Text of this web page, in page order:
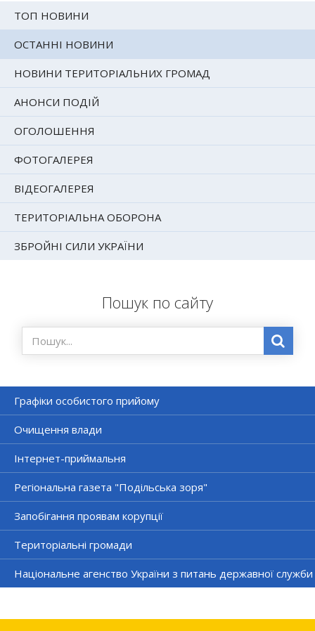
ТОП НОВИНИ
ОСТАННІ НОВИНИ
НОВИНИ ТЕРИТОРІАЛЬНИХ ГРОМАД
АНОНСИ ПОДІЙ
ОГОЛОШЕННЯ
ФОТОГАЛЕРЕЯ
ВІДЕОГАЛЕРЕЯ
ТЕРИТОРІАЛЬНА ОБОРОНА
ЗБРОЙНІ СИЛИ УКРАЇНИ
Пошук по сайту
Графіки особистого прийому
Очищення влади
Інтернет-приймальня
Регіональна газета "Подільська зоря"
Запобігання проявам корупції
Територіальні громади
Національне агенство України з питань державної служби